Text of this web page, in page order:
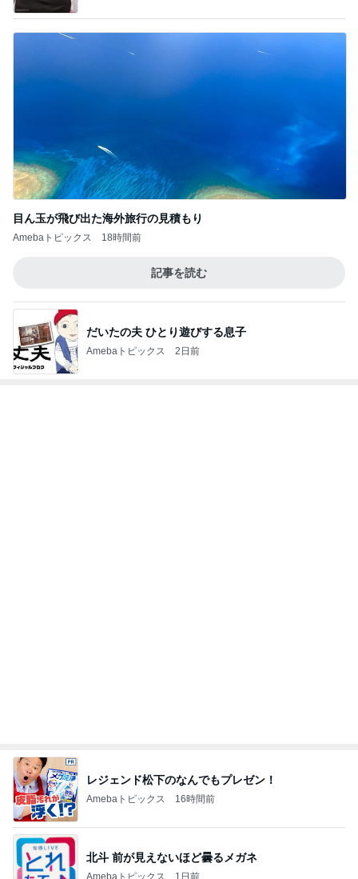
目ん玉が飛び出た海外旅行の見積もり
Amebaトピックス 18時間前
記事を読む
だいたの夫 ひとり遊びする息子
Amebaトピックス 2日前